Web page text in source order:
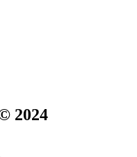
2024